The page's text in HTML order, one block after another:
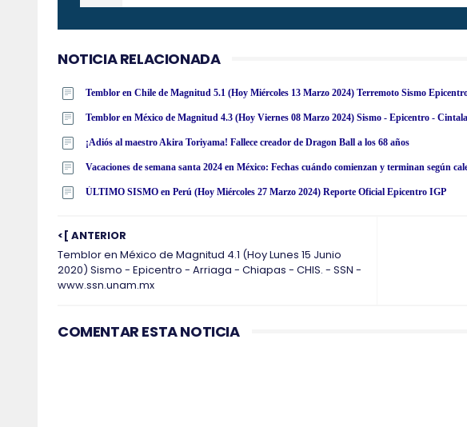
NOTICIA RELACIONADA
Temblor en México de Magnitud 4.3 (Hoy Viernes 08 Marzo 2024) Sismo - Epicentro -
¡Adiós al maestro Akira Toriyama! Fallece creador de Dragon Ball a los 68 años
Vacaciones de semana santa 2024 en México: Fechas cuándo comienzan y terminan según
ÚLTIMO SISMO en Perú (Hoy Miércoles 27 Marzo 2024) Reporte Oficial Epicentro IGP
<[ ANTERIOR
Temblor en México de Magnitud 4.1 (Hoy Lunes 15 Junio
2020) Sismo - Epicentro - Arriaga - Chiapas - CHIS. - SSN -
www.ssn.unam.mx
COMENTAR ESTA NOTICIA